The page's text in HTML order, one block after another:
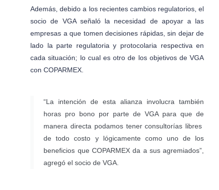
Además, debido a los recientes cambios regulatorios, el
socio de VGA señaló la necesidad de apoyar a las
empresas a que tomen decisiones rápidas, sin dejar de
lado la parte regulatoria y protocolaria respectiva en
cada situación; lo cual es otro de los objetivos de VGA
con COPARMEX.
“La intención de esta alianza involucra también
horas pro bono por parte de VGA para que de
manera directa podamos tener consultorías libres
de todo costo y lógicamente como uno de los
beneficios que COPARMEX da a sus agremiados”,
agregó el socio de VGA.